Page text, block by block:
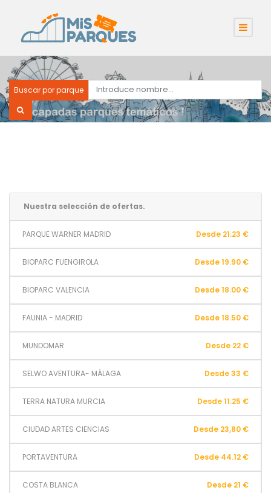
Buscar por parque
Nuestra selección de ofertas.
PARQUE WARNER MADRID Desde 21.23 €
BIOPARC FUENGIROLA Desde 19.90 €
BIOPARC VALENCIA Desde 18.00 €
FAUNIA - MADRID Desde 18.50 €
MUNDOMAR Desde 22 €
SELWO AVENTURA- MÁLAGA Desde 33 €
TERRA NATURA MURCIA Desde 11.25 €
CIUDAD ARTES CIENCIAS Desde 23,80 €
PORTAVENTURA Desde 44.12 €
COSTA BLANCA Desde 21 €